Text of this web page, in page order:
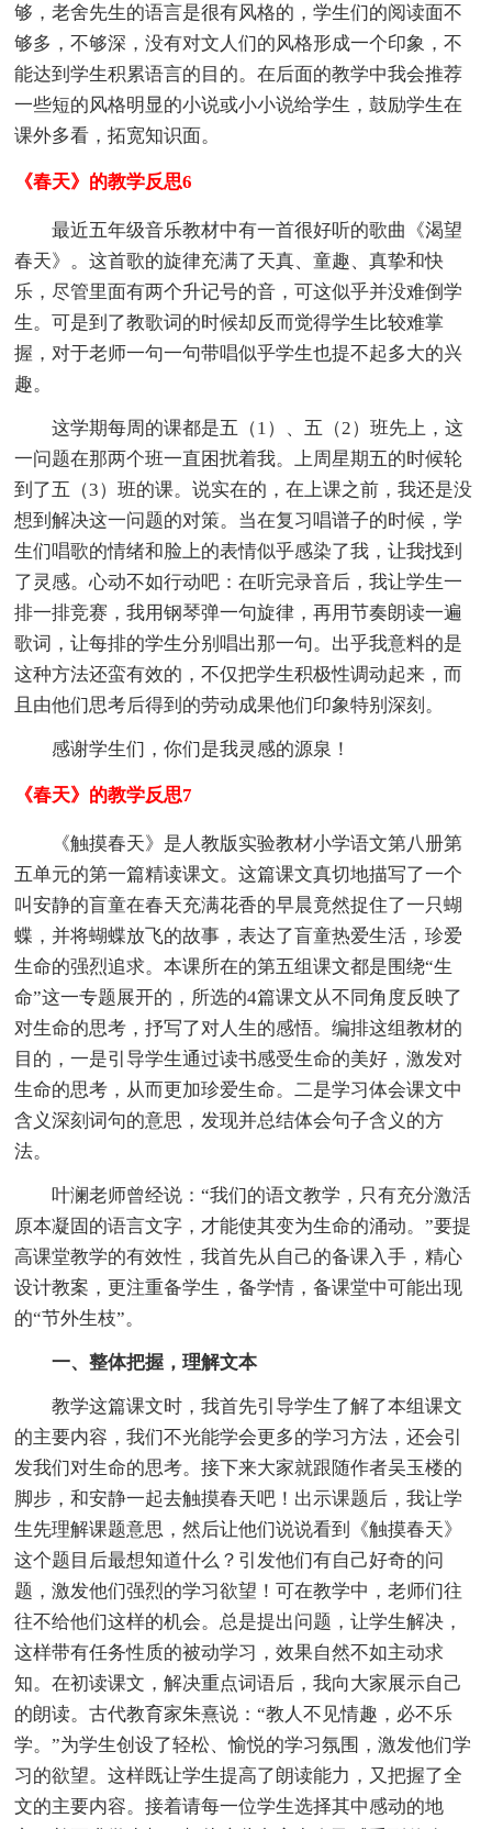
够，老舍先生的语言是很有风格的，学生们的阅读面不
够多，不够深，没有对文人们的风格形成一个印象，不
能达到学生积累语言的目的。在后面的教学中我会推荐
一些短的风格明显的小说或小小说给学生，鼓励学生在
课外多看，拓宽知识面。
《春天》的教学反思6
最近五年级音乐教材中有一首很好听的歌曲《渴望
春天》。这首歌的旋律充满了天真、童趣、真挚和快
乐，尽管里面有两个升记号的音，可这似乎并没难倒学
生。可是到了教歌词的时候却反而觉得学生比较难掌
握，对于老师一句一句带唱似乎学生也提不起多大的兴
趣。
这学期每周的课都是五（1）、五（2）班先上，这
一问题在那两个班一直困扰着我。上周星期五的时候轮
到了五（3）班的课。说实在的，在上课之前，我还是没
想到解决这一问题的对策。当在复习唱谱子的时候，学
生们唱歌的情绪和脸上的表情似乎感染了我，让我找到
了灵感。心动不如行动吧：在听完录音后，我让学生一
排一排竞赛，我用钢琴弹一句旋律，再用节奏朗读一遍
歌词，让每排的学生分别唱出那一句。出乎我意料的是
这种方法还蛮有效的，不仅把学生积极性调动起来，而
且由他们思考后得到的劳动成果他们印象特别深刻。
感谢学生们，你们是我灵感的源泉！
《春天》的教学反思7
《触摸春天》是人教版实验教材小学语文第八册第
五单元的第一篇精读课文。这篇课文真切地描写了一个
叫安静的盲童在春天充满花香的早晨竟然捉住了一只蝴
蝶，并将蝴蝶放飞的故事，表达了盲童热爱生活，珍爱
生命的强烈追求。本课所在的第五组课文都是围绕“生
命”这一专题展开的，所选的4篇课文从不同角度反映了
对生命的思考，抒写了对人生的感悟。编排这组教材的
目的，一是引导学生通过读书感受生命的美好，激发对
生命的思考，从而更加珍爱生命。二是学习体会课文中
含义深刻词句的意思，发现并总结体会句子含义的方
法。
叶澜老师曾经说：“我们的语文教学，只有充分激活
原本凝固的语言文字，才能使其变为生命的涌动。”要提
高课堂教学的有效性，我首先从自己的备课入手，精心
设计教案，更注重备学生，备学情，备课堂中可能出现
的“节外生枝”。
一、整体把握，理解文本
教学这篇课文时，我首先引导学生了解了本组课文
的主要内容，我们不光能学会更多的学习方法，还会引
发我们对生命的思考。接下来大家就跟随作者吴玉楼的
脚步，和安静一起去触摸春天吧！出示课题后，我让学
生先理解课题意思，然后让他们说说看到《触摸春天》
这个题目后最想知道什么？引发他们有自己好奇的问
题，激发他们强烈的学习欲望！可在教学中，老师们往
往不给他们这样的机会。总是提出问题，让学生解决，
这样带有任务性质的被动学习，效果自然不如主动求
知。在初读课文，解决重点词语后，我向大家展示自己
的朗读。古代教育家朱熹说：“教人不见情趣，必不乐
学。”为学生创设了轻松、愉悦的学习氛围，激发他们学
习的欲望。这样既让学生提高了朗读能力，又把握了全
文的主要内容。接着请每一位学生选择其中感动的地